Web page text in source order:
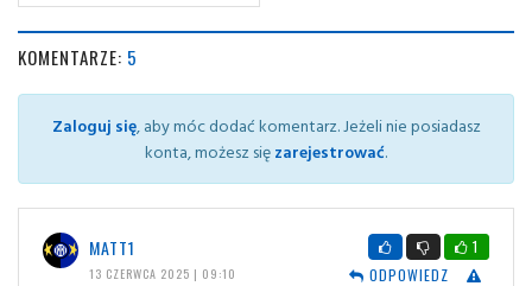
KOMENTARZE: 5
Zaloguj się, aby móc dodać komentarz. Jeżeli nie posiadasz
konta, możesz sięzarejestrować.
MATT1
13 CZERWCA 2025 | 09:10
1
ODPOWIEDZ